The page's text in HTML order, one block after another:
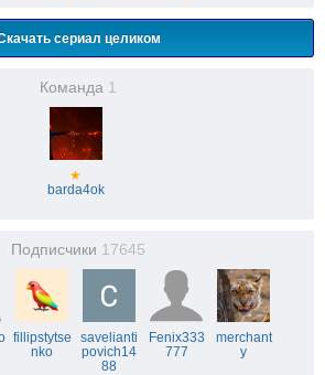
сериал целиком
Команда 1
★
barda4ok
Подписчики 17645
fillipstytse
nko
savelianti
povich14
88
Fenix333
777
merchant
y